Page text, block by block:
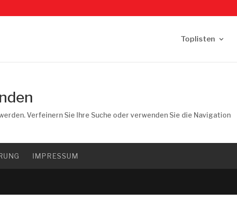
Toplisten
Verfeinern Sie Ihre Suche oder verwenden Sie die Navigation
IMPRESSUM